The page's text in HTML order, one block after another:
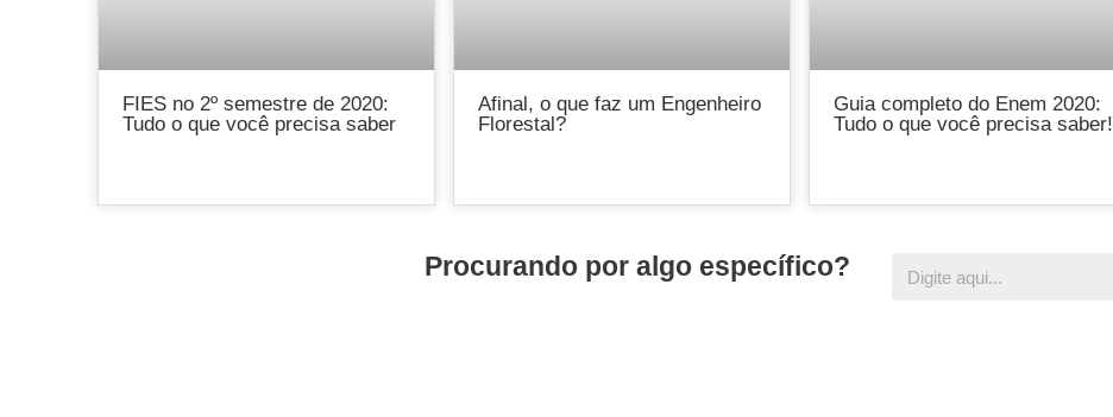
FIES no 2º semestre de 2020:
Tudo o que você precisa saber
Afinal, o que faz um Engenheiro
Florestal?
Guia completo do Enem 2020:
Tudo o que você precisa saber!
Procurando por algo específico?